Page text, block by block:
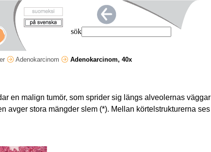
sök
Adenokarcinom Adenokarcinom, 40x
en malign tumör, som sprider sig längs alveolernas väggar
avger stora mängder slem (*). Mellan körtelstrukturerna ses